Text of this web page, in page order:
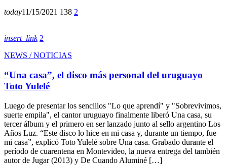
today11/15/2021 138 2
insert_link 2
NEWS / NOTICIAS
“Una casa”, el disco más personal del uruguayo
Toto Yulelé
Luego de presentar los sencillos "Lo que aprendí" y "Sobrevivimos,
suerte empila", el cantor uruguayo finalmente liberó Una casa, su
tercer álbum y el primero en ser lanzado junto al sello argentino Los
Años Luz. “Este disco lo hice en mi casa y, durante un tiempo, fue
mi casa”, explicó Toto Yulelé sobre Una casa. Grabado durante el
período de cuarentena en Montevideo, la nueva entrega del también
autor de Jugar (2013) y De Cuando Aluminé […]